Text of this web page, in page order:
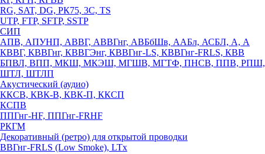
RG, SAT, DG, РК75, 3С, TS
UTP, FTP, SFTP, SSTP
СИП
АПВ, АПУНП, АВВГ, АВВГнг, АВБбШв, ААБл, АСБЛ, А, А
КВВГ, КВВГнг, КВВГЭнг, КВВГнг-LS, КВВГнг-FRLS, КВВ
БПВЛ, ВПП, МКШ, МКЭШ, МГШВ, МГТФ, ПНСВ, ППВ, РПШ,
ШТЛ, ШТЛП
Акустический (аудио)
ККСВ, КВК-В, КВК-П, ККСП
КСПВ
ППГнг-HF, ППГнг-FRHF
РКГМ
Декоративный (ретро) для открытой проводки
ВВГнг-FRLS (Low Smoke), LTx